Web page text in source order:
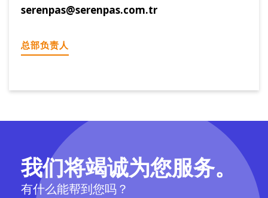
serenpas@serenpas.com.tr
总部负责人
我们将竭诚为您服务。
有什么能帮到您吗？